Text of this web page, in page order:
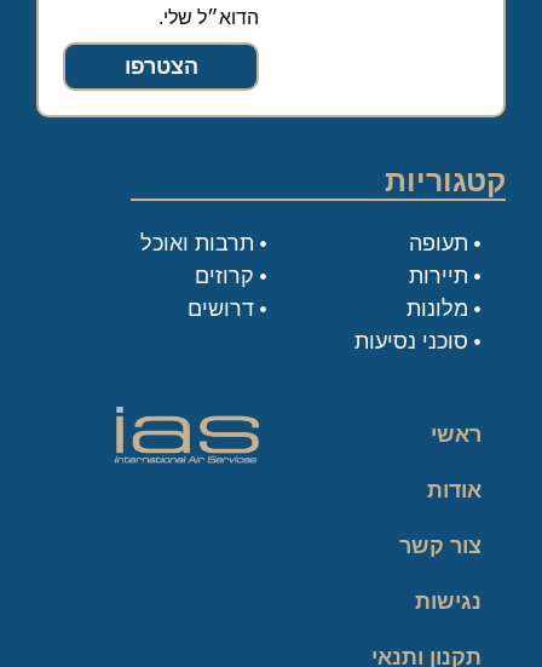
הדוא״ל שלי.
הצטרפו
קטגוריות
תעופה
תיירות
מלונות
סוכני נסיעות
תרבות ואוכל
קרוזים
דרושים
ראשי
אודות
צור קשר
נגישות
תקנון ותנאי